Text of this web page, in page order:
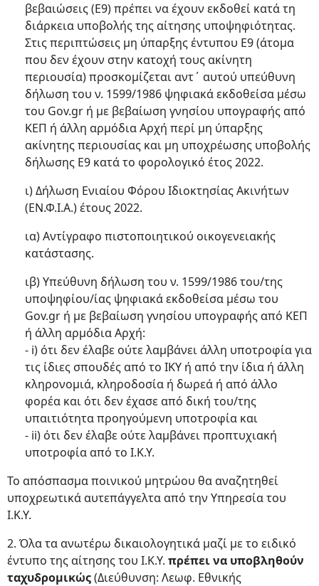
βεβαιώσεις (Ε9) πρέπει να έχουν εκδοθεί κατά τη
διάρκεια υποβολής της αίτησης υποψηφιότητας.
Στις περιπτώσεις μη ύπαρξης έντυπου Ε9 (άτομα
που δεν έχουν στην κατοχή τους ακίνητη
περιουσία) προσκομίζεται αντ΄ αυτού υπεύθυνη
δήλωση του ν. 1599/1986 ψηφιακά εκδοθείσα μέσω
του Gov.gr ή με βεβαίωση γνησίου υπογραφής από
ΚΕΠ ή άλλη αρμόδια Αρχή περί μη ύπαρξης
ακίνητης περιουσίας και μη υποχρέωσης υποβολής
δήλωσης Ε9 κατά το φορολογικό έτος 2022.
ι) Δήλωση Ενιαίου Φόρου Ιδιοκτησίας Ακινήτων
(ΕΝ.Φ.Ι.Α.) έτους 2022.
ια) Αντίγραφο πιστοποιητικού οικογενειακής
κατάστασης.
ιβ) Υπεύθυνη δήλωση του ν. 1599/1986 του/της
υποψηφίου/ίας ψηφιακά εκδοθείσα μέσω του
Gov.gr ή με βεβαίωση γνησίου υπογραφής από ΚΕΠ
ή άλλη αρμόδια Αρχή:
- i) ότι δεν έλαβε ούτε λαμβάνει άλλη υποτροφία για
τις ίδιες σπουδές από το ΙΚΥ ή από την ίδια ή άλλη
κληρονομιά, κληροδοσία ή δωρεά ή από άλλο
φορέα και ότι δεν έχασε από δική του/της
υπαιτιότητα προηγούμενη υποτροφία και
- ii) ότι δεν έλαβε ούτε λαμβάνει προπτυχιακή
υποτροφία από το Ι.Κ.Υ.
Το απόσπασμα ποινικού μητρώου θα αναζητηθεί
υποχρεωτικά αυτεπάγγελτα από την Υπηρεσία του
Ι.Κ.Υ.
2. Όλα τα ανωτέρω δικαιολογητικά μαζί με το ειδικό
έντυπο της αίτησης του Ι.Κ.Υ. πρέπει να υποβληθούν
ταχυδρομικώς(Διεύθυνση: Λεωφ. Εθνικής